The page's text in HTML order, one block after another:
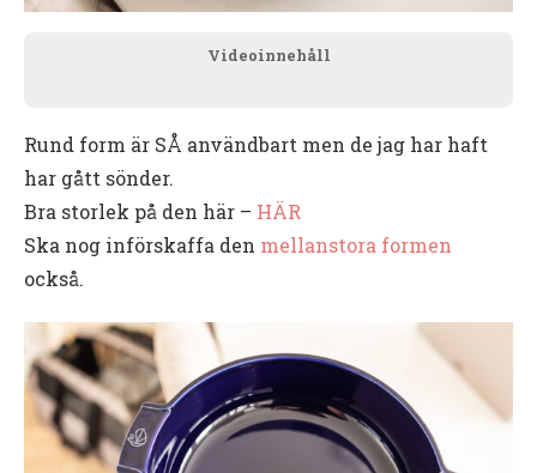
Videoinnehåll
Rund form är SÅ användbart men de jag har haft
har gått sönder.
Bra storlek på den här – HÄR
Ska nog införskaffa den mellanstora formen
också.